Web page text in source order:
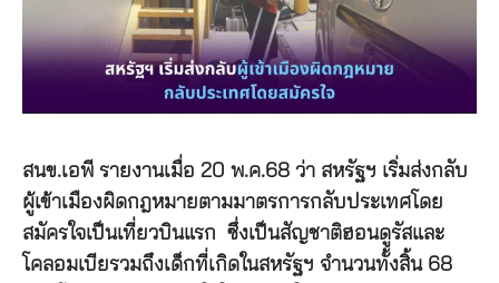
สนข.เอพี รายงานเมื่อ 20 พ.ค.68 ว่า สหรัฐฯ เริ่มส่งกลับ
ผู้เข้าเมืองผิดกฎหมายตามมาตรการกลับประเทศโดย
สมัครใจเป็นเที่ยวบินแรก ซึ่งเป็นสัญชาติฮอนดูรัสและ
โคลอมเบียรวมถึงเด็กที่เกิดในสหรัฐฯ จำนวนทั้งสิ้น 68